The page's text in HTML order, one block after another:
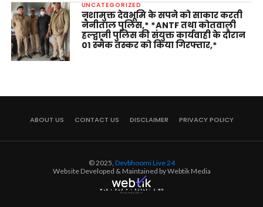
UNCATEGORIZED
नशामुक्त देवभूमि के सपने को साकार करती
नैनीताल पुलिस,* *ANTF तथा कोतवाली
हल्द्वानी पुलिस की संयुक्त कार्यवाही के दौरान
01 स्मैक तस्कर को किया गिरफ्तार,*
ABOUT US CONTACT US DISCLAIMER PRIVACY POLICY
© 2025, Devbhoomi Live 24
Website Developed & Maintained by Webtik Media